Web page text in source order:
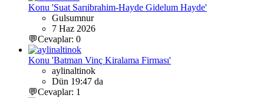
Konu 'Suat Sarıibrahim-Hayde Gidelum Hayde'
Gulsumnur
7 Haz 2026
💬Cevaplar: 0
Konu 'Batman Vinç Kiralama Firması'
aylinaltinok
Dün 19:47 da
💬Cevaplar: 1